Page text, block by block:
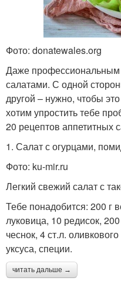
Фото: donatewales.org
Даже
салатами. С одной
другой – нужно, чтобы
хотим упростить тебе
20 рецептов аппетитных
1. Салат с огурцами,
Фото: ku-mir.ru
Легкий свежий салат с
Тебе понадобится: 200 г
луковица, 10 редисок,
чеснок, 4 ст.л.
уксуса, специи.
читать дальше →